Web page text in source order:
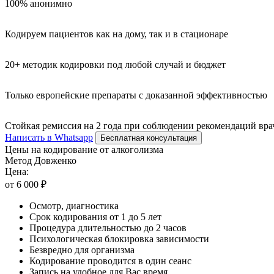
100% анонимно
Кодируем пациентов как на дому, так и в стационаре
20+ методик кодировки под любой случай и бюджет
Только европейские препараты с доказанной эффективностью
Стойкая ремиссия на 2 года при соблюдении рекомендаций
Написать в Whatsapp
Бесплатная консультация
Цены на кодирование от алкоголизма
Метод Довженко
Цена:
от 6 000 ₽
Осмотр, диагностика
Срок кодирования от 1 до 5 лет
Процедура длительностью до 2 часов
Психологическая блокировка зависимости
Безвредно для организма
Кодирование проводится в один сеанс
Запись на удобное для Вас время